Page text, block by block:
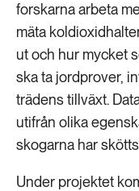
forskarna arbeta
mäta
ut och hur mycket
ska ta jordprover,
trädens tillväxt.
utifrån olika
skogarna har
Under projektet